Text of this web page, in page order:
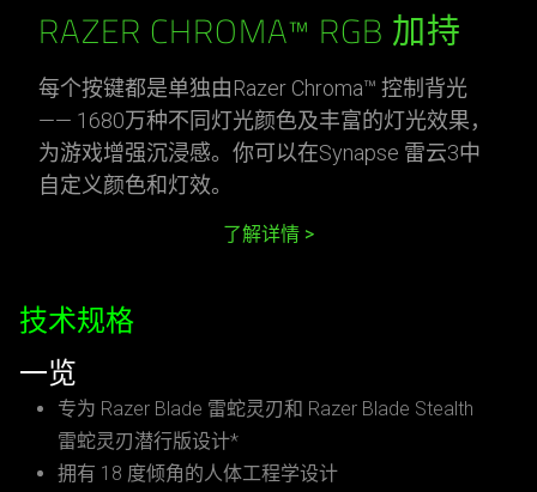
RAZER CHROMA™ RGB 加持
每个按键都是单独由Razer Chroma™ 控制背光
—— 1680万种不同灯光颜色及丰富的灯光效果，
为游戏增强沉浸感。你可以在Synapse 雷云3中
自定义颜色和灯效。
了解详情
技术规格
一览
专为 Razer Blade 雷蛇灵刃和 Razer Blade Stealth
雷蛇灵刃潜行版设计*
拥有 18 度倾角的人体工程学设计